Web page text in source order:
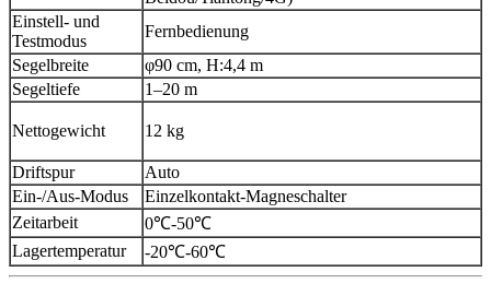
Einstell- und
Testmodus
Fernbedienung
Segelbreite
φ90 cm, H:4,4 m
Segeltiefe
1–20 m
Nettogewicht 12 kg
Driftspur
Auto
Ein-/Aus-Modus
Einzelkontakt-Magneschalter
Zeitarbeit
0℃-50℃
Lagertemperatur
-20℃-60℃